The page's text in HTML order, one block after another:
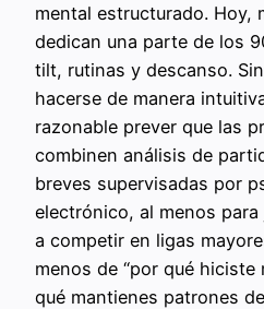
mental estructurado. Hoy,
dedican una parte de los
tilt, rutinas y descanso.
hacerse de manera
razonable prever que las
combinen análisis de
breves supervisadas por
electrónico, al menos
a competir en ligas
menos de “por qué hiciste
qué mantienes patrones